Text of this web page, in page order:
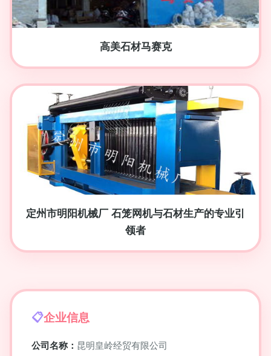
高美石材马赛克
定州市明阳机械厂 石笼网机与石材生产的专业引
领者
企业信息
公司名称： 昆明皇岭经贸有限公司